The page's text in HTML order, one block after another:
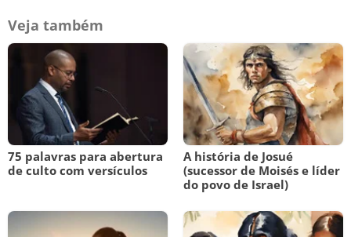
Veja também
75 palavras para abertura
de culto com versículos
A história de Josué
(sucessor de Moisés e líder
do povo de Israel)